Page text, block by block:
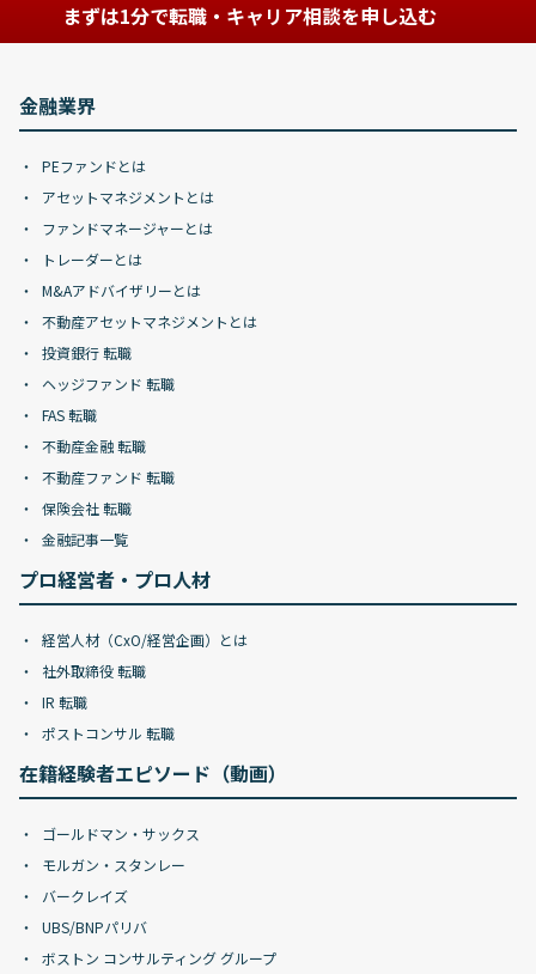
まずは1分で転職・キャリア相談を申し込む
金融業界
PEファンドとは
アセットマネジメントとは
ファンドマネージャーとは
トレーダーとは
M&Aアドバイザリーとは
不動産アセットマネジメントとは
投資銀行 転職
ヘッジファンド 転職
FAS 転職
不動産金融 転職
不動産ファンド 転職
保険会社 転職
金融記事一覧
プロ経営者・プロ人材
経営人材（CxO/経営企画）とは
社外取締役 転職
IR 転職
ポストコンサル 転職
在籍経験者エピソード（動画）
ゴールドマン・サックス
モルガン・スタンレー
バークレイズ
UBS/BNPパリバ
ボストン コンサルティング グループ